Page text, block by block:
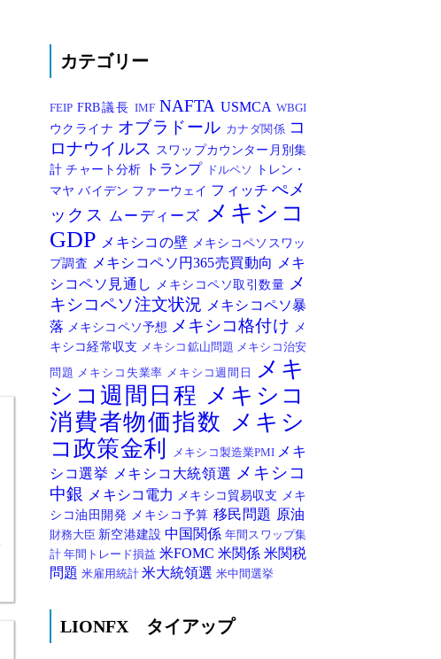
カテゴリー
FEIP FRB議長IMFNAFTAUSMCA WBGI
ウクライナ オブラドール カナダ関係 コ
ロナウイルス
スワップカウンター月別集
計チャート分析 トランプ ドルペソ
トレン・
マヤバイデン ファーウェイ フィッチぺメ
ックス
ムーディーズ メキシコ
GDP メキシコの壁 メキシコペソスワッ
プ調査
メキシコペソ円365売買動向
メキ
シコペソ見通し
メキシコペソ取引数量 メ
キシコペソ注文状況 メキシコペソ暴
落 メキシコペソ予想 メキシコ格付け
メ
キシコ経常収支 メキシコ鉱山問題 メキシコ治安
問題 メキシコ失業率 メキシコ週間日
メキ
シコ週間日程 メキシコ
消費者物価指数 メキシ
コ政策金利
メキシコ製造業PMI メキ
シコ選挙
メキシコ大統領選 メキシコ
中銀
メキシコ電力 メキシコ貿易収支
メキ
シコ油田開発
メキシコ予算 移民問題 原油
財務大臣 新空港建設 中国関係年間スワップ集
計年間トレード損益 米FOMC 米関係 米関税
問題 米雇用統計 米大統領選 米中間選挙
LIONFX タイアップ